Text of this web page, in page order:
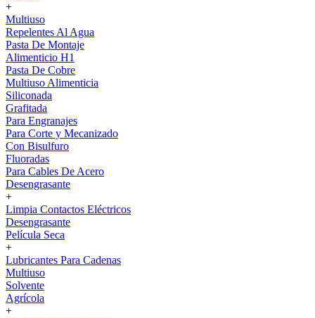
+
Multiuso
Repelentes Al Agua
Pasta De Montaje
Alimenticio H1
Pasta De Cobre
Multiuso Alimenticia
Siliconada
Grafitada
Para Engranajes
Para Corte y Mecanizado
Con Bisulfuro
Fluoradas
Para Cables De Acero
Desengrasante
+
Limpia Contactos Eléctricos
Desengrasante
Película Seca
+
Lubricantes Para Cadenas
Multiuso
Solvente
Agrícola
+